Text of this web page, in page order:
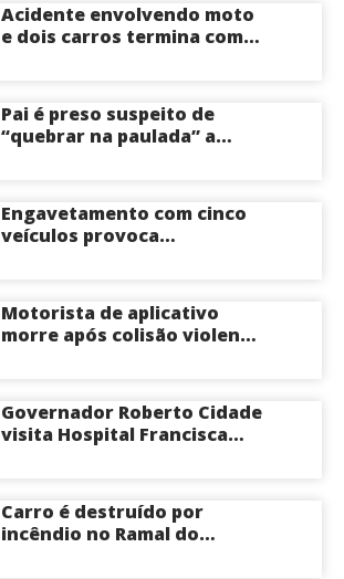
Acidente envolvendo moto
e dois carros termina com
Pai é preso suspeito de
“quebrar na paulada” a
Itacoatiara: “batia para
corrigir e educar”; veja
vídeo
Engavetamento com cinco
veículos provoca
Manaus
Motorista de aplicativo
morre após colisão violenta
Governador Roberto Cidade
visita Hospital Francisca
cirurgias cardíacas
pediátricas
Carro é destruído por
incêndio no Ramal do